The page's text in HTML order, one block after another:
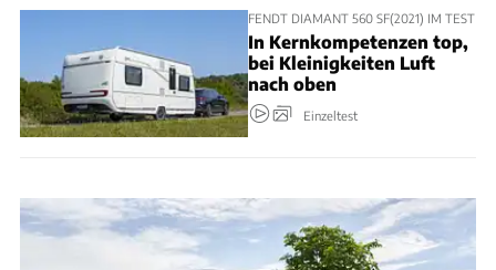
FENDT DIAMANT 560 SF(2021) IM TEST
In Kernkompetenzen top,
bei Kleinigkeiten Luft
nach oben
Einzeltest